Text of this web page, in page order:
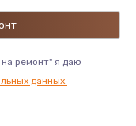
ремонт" я даю
данных.